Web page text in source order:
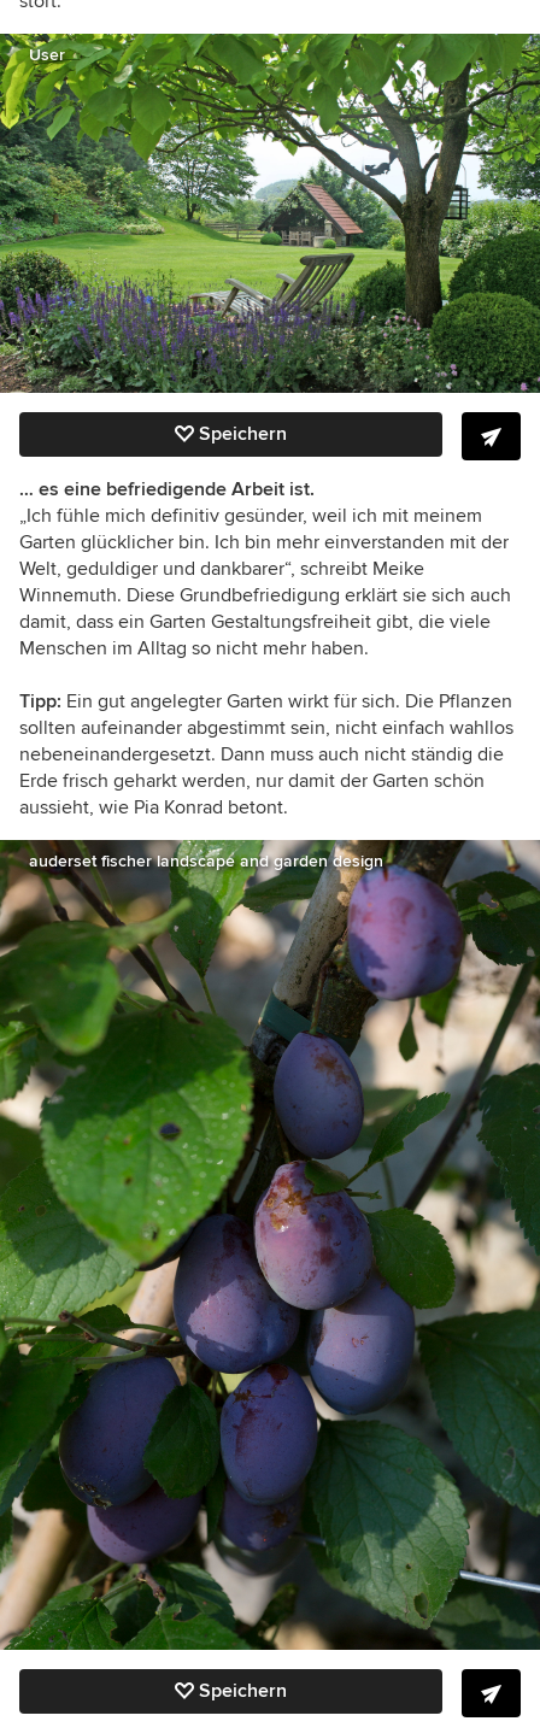
User
Speichern
… es eine befriedigende Arbeit ist.
„Ich fühle mich definitiv gesünder, weil ich mit meinem
Garten glücklicher bin. Ich bin mehr einverstanden mit der
Welt, geduldiger und dankbarer“, schreibt Meike
Winnemuth. Diese Grundbefriedigung erklärt sie sich auch
damit, dass ein Garten Gestaltungsfreiheit gibt, die viele
Menschen im Alltag so nicht mehr haben.
Tipp: Ein gut angelegter Garten wirkt für sich. Die Pflanzen
sollten aufeinander abgestimmt sein, nicht einfach wahllos
nebeneinandergesetzt. Dann muss auch nicht ständig die
Erde frisch geharkt werden, nur damit der Garten schön
aussieht, wie Pia Konrad betont.
auderset fischer landscape and garden design
Speichern